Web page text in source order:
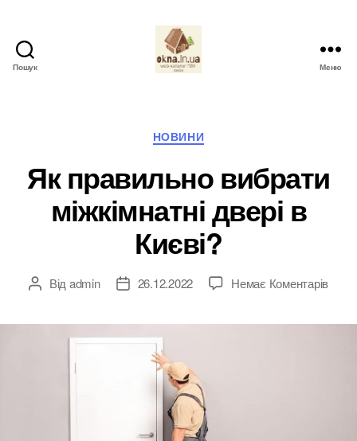
Пошук Меню
Категорії
НОВИНИ
Як правильно вибрати
міжкімнатні двері в
Києві?
Автор
Від admin
Дата26.12.2022 Немає Коментарівдо